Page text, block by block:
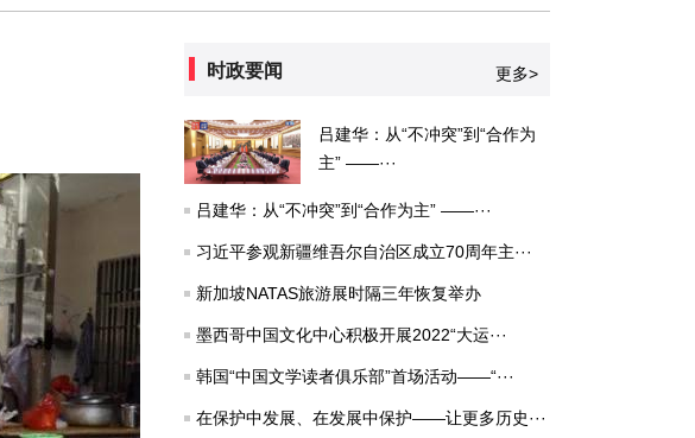
时政要闻 更多>
吕建华：从“不冲突”到“合作为
主” ——···
吕建华：从“不冲突”到“合作为主” ——···
习近平参观新疆维吾尔自治区成立70周年主···
新加坡NATAS旅游展时隔三年恢复举办
墨西哥中国文化中心积极开展2022“大运···
韩国“中国文学读者俱乐部”首场活动——“···
在保护中发展、在发展中保护——让更多历史···